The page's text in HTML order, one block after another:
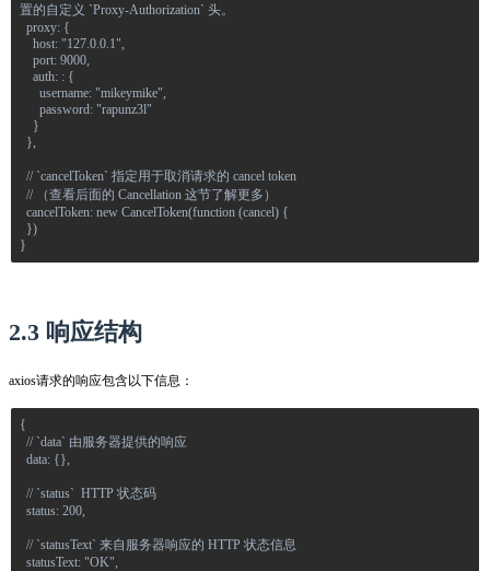
置的自定义 `Proxy-Authorization` 头。
  proxy: {
    host: "127.0.0.1",
    port: 9000,
    auth: : {
      username: "mikeymike",
      password: "rapunz3l"
    }
  },
  // `cancelToken` 指定用于取消请求的 cancel token
  // （查看后面的 Cancellation 这节了解更多）
  cancelToken: new CancelToken(function (cancel) {
  })
}
2.3 响应结构
axios请求的响应包含以下信息：
{
  // `data` 由服务器提供的响应
  data: {},
  // `status`  HTTP 状态码
  status: 200,
  // `statusText` 来自服务器响应的 HTTP 状态信息
  statusText: "OK",